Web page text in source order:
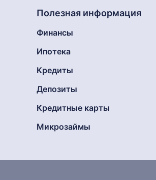
Полезная информация
Финансы
Ипотека
Кредиты
Депозиты
Кредитные карты
Микрозаймы